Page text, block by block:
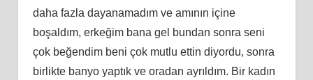
daha fazla dayanamadım ve amının içine
boşaldım, erkeğim bana gel bundan sonra seni
çok beğendim beni çok mutlu ettin diyordu, sonra
birlikte banyo yaptık ve oradan ayrıldım. Bir kadın